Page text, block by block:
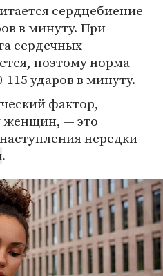
сердцебиение
в минуту. При
сердечных
поэтому норма
115 ударов в минуту.
фактор,
женщин, — это
нередки
.